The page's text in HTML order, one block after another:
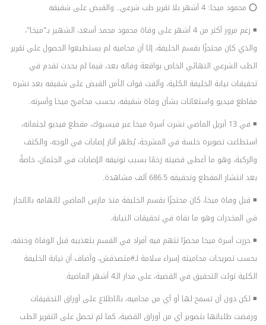
⭕ محمود ميخا: 4 أشهر بلا تقرير طب شرعي.. والقبض على شقيقه
◾ رغم مرور أكثر من 4 أشهر على وفاة محمود محمد أسعد، الشهير بـ"ميخا"،
والذي كان محتجزًا بقسم الخليفة، إلا أن محاميه لم يستطيعوا الحصول على تقرير
الطب الشرعي النهائي الخاص بواقعة وفاته بعد، فيما لم يحدث تقدم في
تحقيقات نيابة الخليفة الكلية، وألقت قوات الأمن القبض على شقيقه بعد نشره
مقاطع فيديو واستغاثات بشأن وفاة شقيقه، بحسب محاميّ ميخا وأسرته.
◾ في 13 أبريل الماضي نشرت أسرة ميخا عبر فيسبوك، مقطع فيديو لجثمانه،
استطاعت تصويره خلسة في المشرحة، يُظهر آثار إصابات في الوجه، والكتف
والركبة، وهو ما أعطى قضيته زخمًا بسبب توثيقه الإصابات في الجثمان، خاصةً
بعد انتشار المقطع وتحقيقه 686.5 ألف مشاهدة.
◾ قبل وفاة ميخا، كان محتجزًا بقسم الخليفة منذ مارس الماضي لاتهامه بالاتجار
في المخدرات وهو ما نفاه في تحقيقات النيابة.
◾ حررت أسرة ميخا محضرًا تتهم فيه أفراد في القسم بتعذيبه قبل الوفاة وخنقه،
بحسب تصريحات محاميته إسراء سلامة لـ#متصدقش، وأضاف أن نيابة الخليفة
الكلية تولت التحقيق في القضية، على مدار الـ4 أشهر الماضية.
◾ لكن دون أن تسمح لها أو أي من محاميه، بالاطلاع على أوراق التحقيقات
ورفضت طلباتها بتصوير أي من أوراق القضية، كما لم تحصل على التقرير الطب